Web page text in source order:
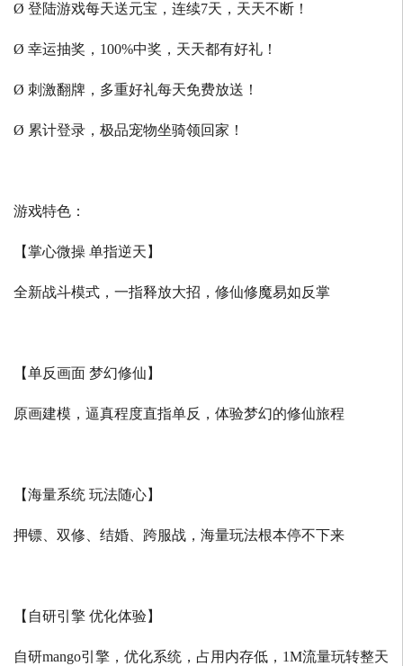
Ø 登陆游戏每天送元宝，连续7天，天天不断！
Ø 幸运抽奖，100%中奖，天天都有好礼！
Ø 刺激翻牌，多重好礼每天免费放送！
Ø 累计登录，极品宠物坐骑领回家！
游戏特色：
【掌心微操 单指逆天】
全新战斗模式，一指释放大招，修仙修魔易如反掌
【单反画面 梦幻修仙】
原画建模，逼真程度直指单反，体验梦幻的修仙旅程
【海量系统 玩法随心】
押镖、双修、结婚、跨服战，海量玩法根本停不下来
【自研引擎 优化体验】
自研mango引擎，优化系统，占用内存低， 1M流量玩转整天